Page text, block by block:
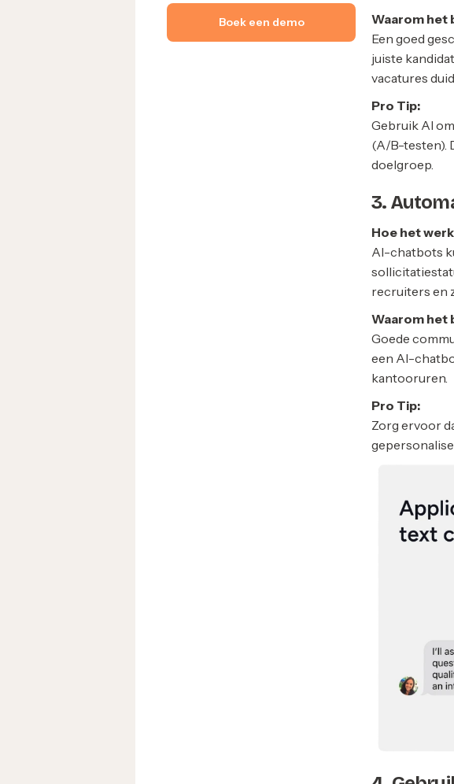
Boek een demo
Waarom het
Een goed
juiste
vacatures
Pro Tip:
Gebruik AI
(A/B-testen).
doelgroep.
3.
Hoe het
AI-chatbots
recruiters en
Waarom het
Goede
een AI-
kantooruren.
Pro Tip:
Zorg ervoor